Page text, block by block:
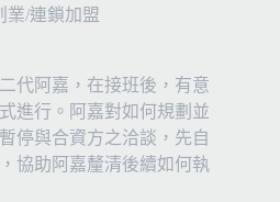
業/連鎖加盟
代阿嘉，在接班後，有意
進行。阿嘉對如何規劃並
停與合資方之洽談，先自
協助阿嘉釐清後續如何執